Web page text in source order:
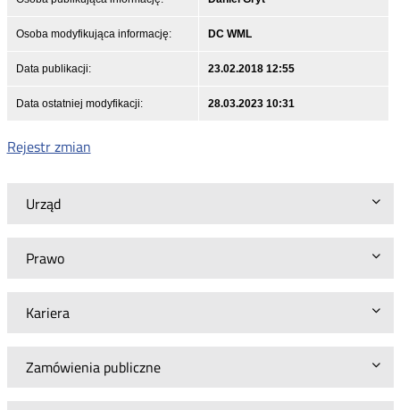
Urząd
Prawo
Kariera
Zamówienia publiczne
Osoba modyfikująca informację: DC WML
Data publikacji: 23.02.2018 12:55
Data ostatniej modyfikacji: 28.03.2023 10:31
Rejestr zmian